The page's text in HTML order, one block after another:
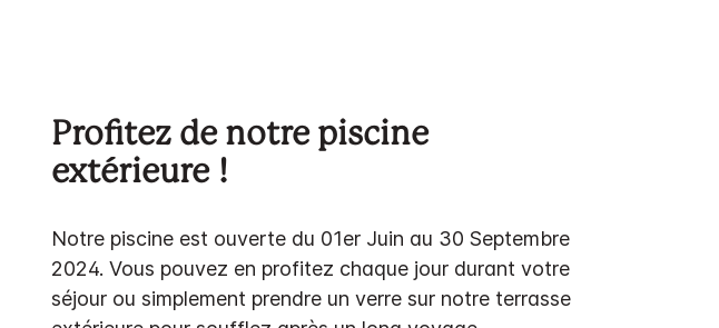
Profitez de notre piscine
extérieure !
Notre piscine est ouverte du 01er Juin au 30 Septembre
2024. Vous pouvez en profitez chaque jour durant votre
séjour ou simplement prendre un verre sur notre terrasse